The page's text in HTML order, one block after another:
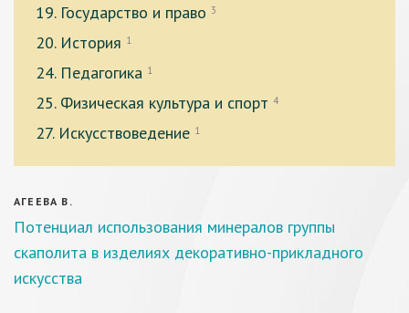
19. Государство и право 3
20. История 1
24. Педагогика 1
25. Физическая культура и спорт 4
27. Искусствоведение 1
АГЕЕВА В.
Потенциал использования минералов группы
скаполита в изделиях декоративно-прикладного
искусства